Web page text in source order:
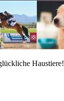
Haustiere!